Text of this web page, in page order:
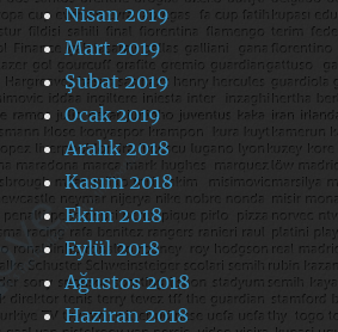
Nisan 2019
Mart 2019
Şubat 2019
Ocak 2019
Aralık 2018
Kasım 2018
Ekim 2018
Eylül 2018
Ağustos 2018
Haziran 2018